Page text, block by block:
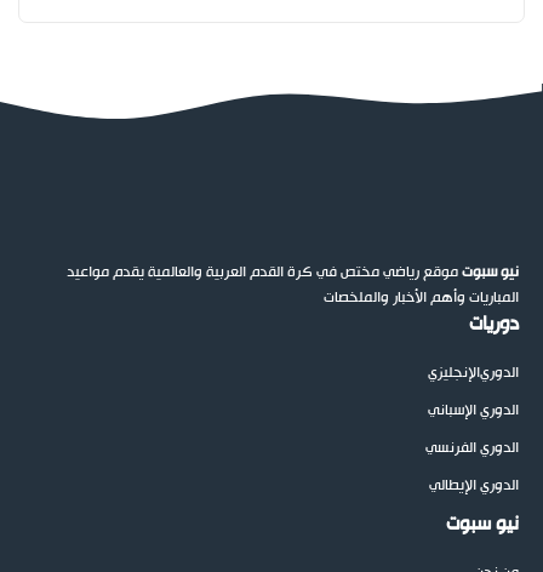
نيو سبوتموقع رياضي مختص في كرة القدم العربية والعالمية يقدم مواعيد
المباريات وأهم الأخبار والملخصات
دوريات
الدوريالإنجليزي
الدوري الإسباني
الدوري الفرنسي
الدوري الإيطالي
نيو سبوت